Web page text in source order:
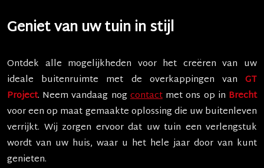
Geniet van uw tuin in stijl
Ontdek alle mogelijkheden voor het creëren van uw
ideale buitenruimte met de overkappingen van GT
Project. Neem vandaag nogcontactmet ons op in Brecht
voor een op maat gemaakte oplossing die uw buitenleven
verrijkt. Wij zorgen ervoor dat uw tuin een verlengstuk
wordt van uw huis, waar u het hele jaar door van kunt
genieten.